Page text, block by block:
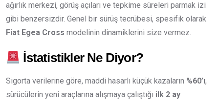
ağırlık merkezi, görüş açıları ve tepkime süreleri parmak izi
gibi benzersizdir. Genel bir sürüş tecrübesi, spesifik olarak
Fiat Egea Cross modelinin dinamiklerini size vermez.
İstatistikler Ne Diyor?
Sigorta verilerine göre, maddi hasarlı küçük kazaların %60’ı,
sürücülerin yeni araçlarına alışmaya çalıştığı ilk 2 ay